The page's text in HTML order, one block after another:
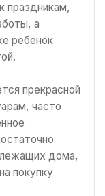
праздникам,
а
ребенок
прекрасной
часто
дома,
покупку